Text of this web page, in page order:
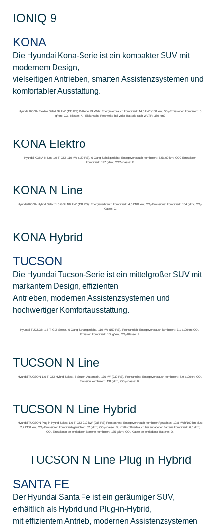
IONIQ 9
KONA
Die Hyundai Kona‑Serie ist ein kompakter SUV mit
modernem Design,
vielseitigen Antrieben, smarten Assistenzsystemen und
komfortabler Ausstattung.
Hyundai KONA Elektro Select 99 kW (135 PS) Batterie 49 kWh: Energieverbrauch kombiniert: 14,6 kWh/100 km; CO₂-Emissionen kombiniert: 0
g/km; CO₂-Klasse: A. Elektrische Reichweite bei voller Batterie nach WLTP: 380 km2
KONA Elektro
Hyundai KONA N Line 1.0 T-GDI 110 kW (150 PS), 6-Gang-Schaltgetriebe: Energieverbrauch kombiniert: 6,5l/100 km; CO2-Emissionen
kombiniert: 147 g/km; CO2-Klasse: E
KONA N Line
Hyundai KONA Hybrid Select 1.6 GDI 102 kW (138 PS): Energieverbrauch kombiniert: 4,6 l/100 km; CO₂-Emissionen kombiniert: 104 g/km; CO₂-
Klasse: C.
KONA Hybrid
TUCSON
Die Hyundai Tucson‑Serie ist ein mittelgroßer SUV mit
markantem Design, effizienten
Antrieben, modernen Assistenzsystemen und
hochwertiger Komfortausstattung.
Hyundai TUCSON 1.6 T-GDI Select, 6-Gang-Schaltgetriebe, 110 kW (150 PS), Frontantrieb: Energieverbrauch kombiniert: 7,1 l/100km; CO₂-
Emission kombiniert: 162 g/km, CO₂-Klasse: F.
TUCSON N Line
Hyundai TUCSON 1.6 T-GDI Hybrid Select, 6-Stufen-Automatik, 176 kW (239 PS), Frontantrieb: Energieverbrauch kombiniert: 5,9 l/100km; CO₂-
Emission kombiniert: 133 g/km, CO₂-Klasse: D
TUCSON N Line Hybrid
Hyundai TUCSON Plug-in-Hybrid Select 1.6 T-GDI 212 kW (288 PS) Frontantrieb: Energieverbrauch kombiniert/gewichtet: 10,8 kWh/100 km plus:
2,7 l/100 km; CO₂-Emissionen kombiniert/gewichtet: 62 g/km; CO₂-Klasse: B; Kraftstoffverbrauch bei entladener Batterie kombiniert: 6,0 l/km;
CO₂-Emissionen bei entladener Batterie kombiniert: 135 g/km; CO₂-Klasse bei entladener Batterie: D.
TUCSON N Line Plug in Hybrid
SANTA FE
Der Hyundai Santa Fe ist ein geräumiger SUV,
erhältlich als Hybrid und Plug‑in‑Hybrid,
mit effizientem Antrieb, modernen Assistenzsystemen